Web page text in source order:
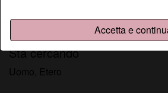
Accetta e
Sta cercando
Uomo, Etero